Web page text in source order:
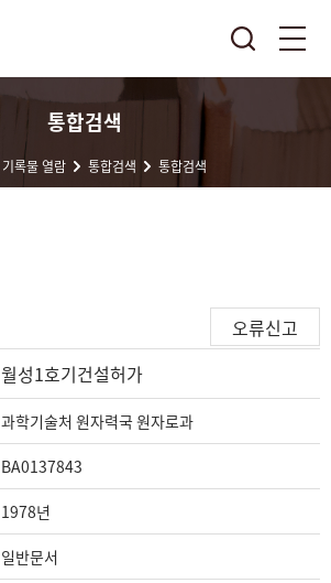
통합검색
기록물 열람 통합검색 통합검색
오류신고
월성1호기건설허가
과학기술처 원자력국 원자로과
BA0137843
1978년
일반문서